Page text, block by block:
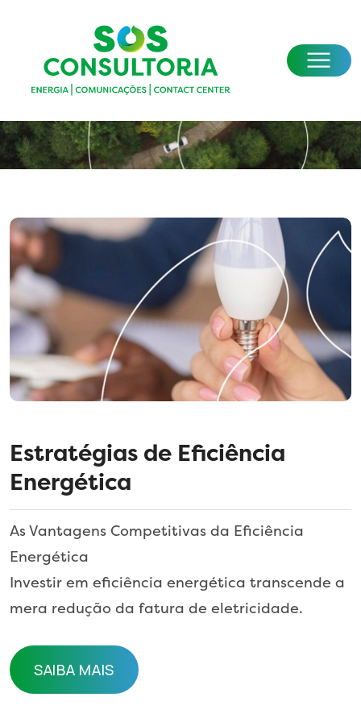
Estratégias de Eficiência
Energética
As Vantagens Competitivas da Eficiência
Energética
Investir em eficiência energética transcende a
mera redução da fatura de eletricidade.
SAIBA MAIS
SAIBA MAIS